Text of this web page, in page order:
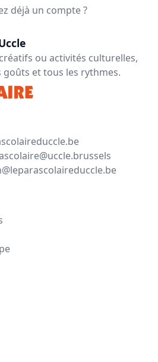
déjà un compte ?
ou activités culturelles,
goûts et tous les rythmes.